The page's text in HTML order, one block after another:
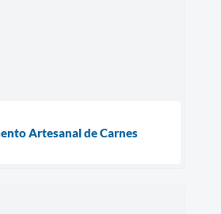
Artesanal de Carnes